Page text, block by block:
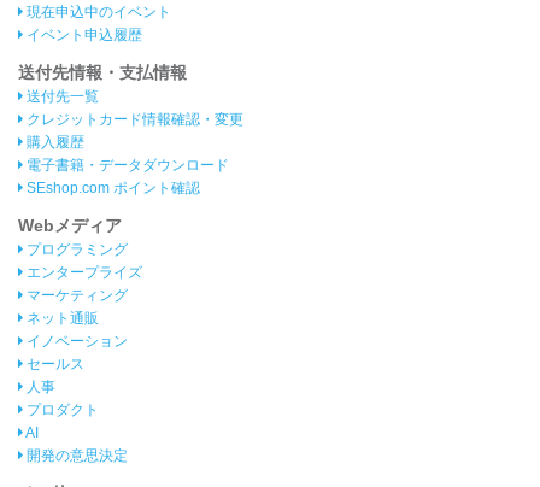
現在申込中のイベント
イベント申込履歴
送付先情報・支払情報
送付先一覧
クレジットカード情報確認・変更
購入履歴
電子書籍・データダウンロード
SEshop.com ポイント確認
Webメディア
プログラミング
エンタープライズ
マーケティング
ネット通販
イノベーション
セールス
人事
プロダクト
AI
開発の意思決定